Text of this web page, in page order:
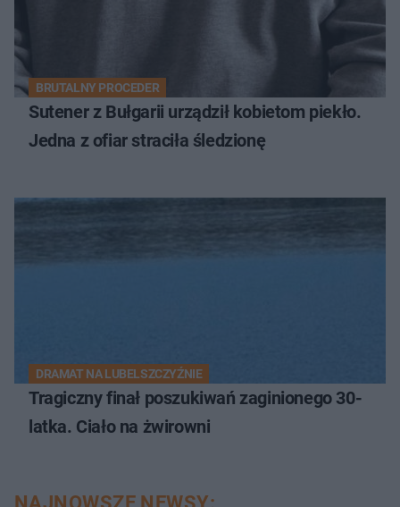
BRUTALNY PROCEDER
Sutener z Bułgarii urządził kobietom piekło.
Jedna z ofiar straciła śledzionę
DRAMAT NA LUBELSZCZYŹNIE
Tragiczny finał poszukiwań zaginionego 30-
latka. Ciało na żwirowni